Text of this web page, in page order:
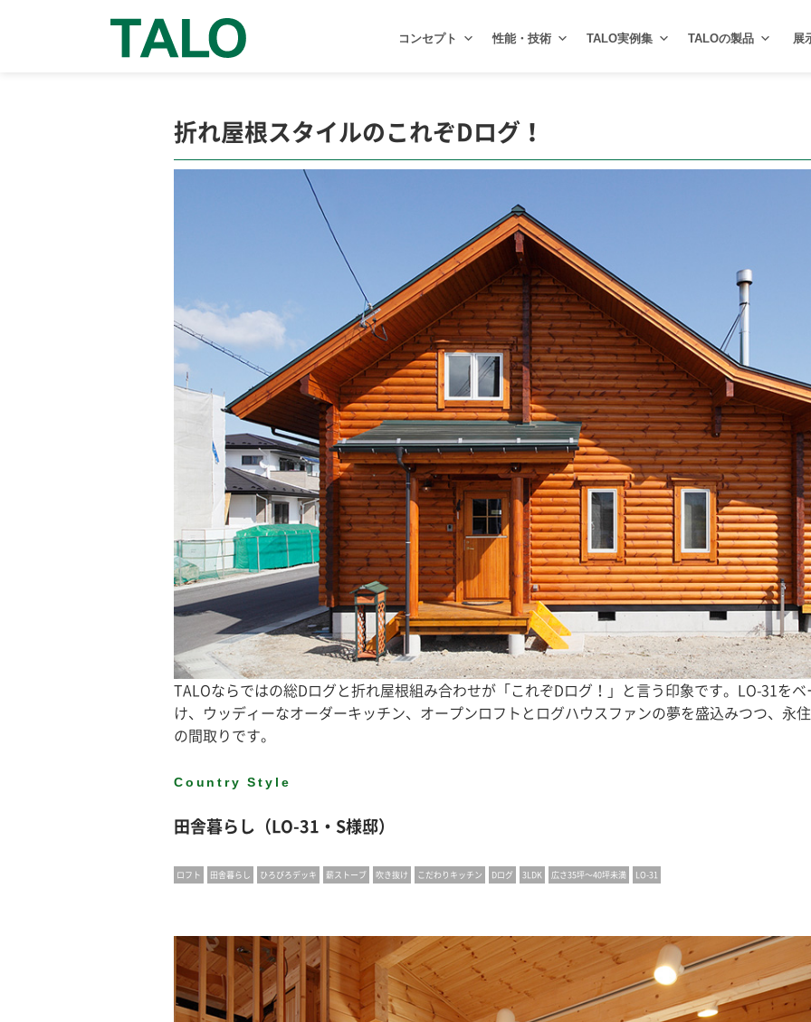
コンセプト 性能・技術 TALO実例集 TALOの製品 展
折れ屋根スタイルのこれぞDログ！
TALOならではの総Dログと折れ屋根組み合わせが「これぞDログ！」と言う印象です。LO-31を
け、ウッディーなオーダーキッチン、オープンロフトとログハウスファンの夢を盛込みつつ、永
の間取りです。
Country Style
田舎暮らし（LO-31・S様邸）
ロフト 田舎暮らし ひろびろデッキ 薪ストーブ 吹き抜け こだわりキッチン Dログ 3LDK 広さ35坪〜40坪未満 LO-31